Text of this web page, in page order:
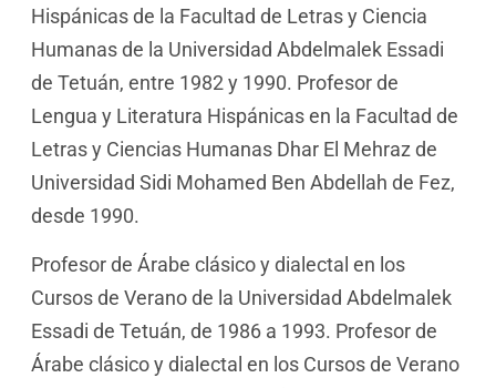
Hispánicas de la Facultad de Letras y Ciencia
Humanas de la Universidad Abdelmalek Essadi
de Tetuán, entre 1982 y 1990. Profesor de
Lengua y Literatura Hispánicas en la Facultad de
Letras y Ciencias Humanas Dhar El Mehraz de
Universidad Sidi Mohamed Ben Abdellah de Fez,
desde 1990.
Profesor de Árabe clásico y dialectal en los
Cursos de Verano de la Universidad Abdelmalek
Essadi de Tetuán, de 1986 a 1993. Profesor de
Árabe clásico y dialectal en los Cursos de Verano